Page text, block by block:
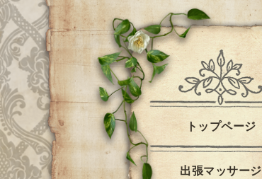
トップページ
出張マッサージ